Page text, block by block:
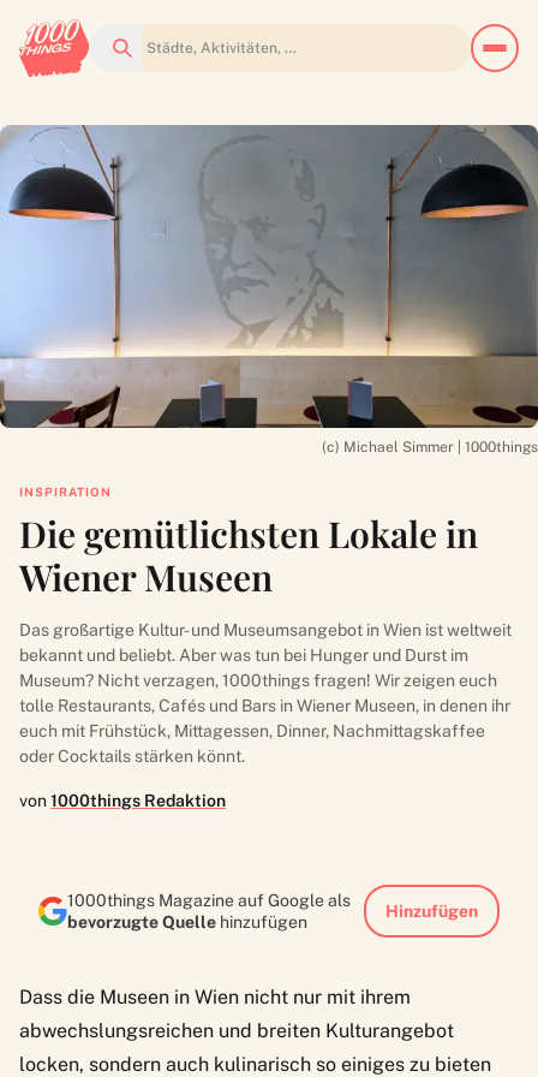
Suchen
(c) Michael Simmer | 1000things
INSPIRATION
Die gemütlichsten Lokale in
Wiener Museen
Das großartige Kultur- und Museumsangebot in Wien ist weltweit
bekannt und beliebt. Aber was tun bei Hunger und Durst im
Museum? Nicht verzagen, 1000things fragen! Wir zeigen euch
tolle Restaurants, Cafés und Bars in Wiener Museen, in denen ihr
euch mit Frühstück, Mittagessen, Dinner, Nachmittagskaffee
oder Cocktails stärken könnt.
von1000things Redaktion
1000things Magazine auf Google als
bevorzugte Quelle hinzufügen
Hinzufügen
Dass die Museen in Wien nicht nur mit ihrem
abwechslungsreichen und breiten Kulturangebot
locken, sondern auch kulinarisch so einiges zu bieten